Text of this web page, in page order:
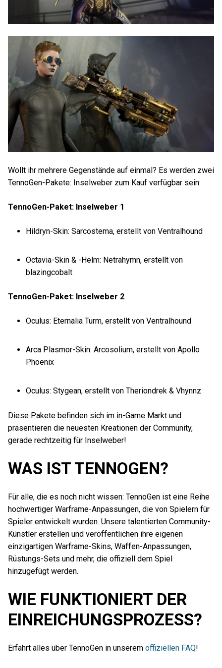
Wollt ihr mehrere Gegenstände auf einmal? Es werden zwei
TennoGen-Pakete: Inselweber zum Kauf verfügbar sein:
TennoGen-Paket: Inselweber 1
Hildryn-Skin: Sarcostema, erstellt von Ventralhound
Octavia-Skin & -Helm: Netrahymn, erstellt von
blazingcobalt
TennoGen-Paket: Inselweber 2
Oculus: Eternalia Turm, erstellt von Ventralhound
Arca Plasmor-Skin: Arcosolium, erstellt von Apollo
Phoenix
Oculus: Stygean, erstellt von Theriondrek & Vhynnz
Diese Pakete befinden sich im in-Game Markt und
präsentieren die neuesten Kreationen der Community,
gerade rechtzeitig für Inselweber!
WAS IST TENNOGEN?
Für alle, die es noch nicht wissen: TennoGen ist eine Reihe
hochwertiger Warframe-Anpassungen, die von Spielern für
Spieler entwickelt wurden. Unsere talentierten Community-
Künstler erstellen und veröffentlichen ihre eigenen
einzigartigen Warframe-Skins, Waffen-Anpassungen,
Rüstungs-Sets und mehr, die offiziell dem Spiel
hinzugefügt werden.
WIE FUNKTIONIERT DER
EINREICHUNGSPROZESS?
Erfahrt alles über TennoGen in unserem offiziellen FAQ!